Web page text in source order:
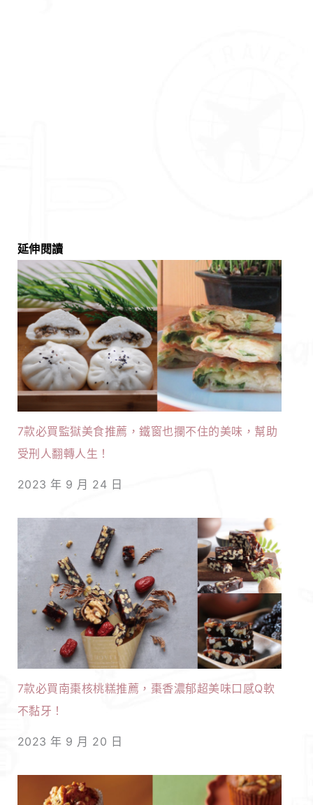
延伸閱讀
7款必買監獄美食推薦，鐵窗也攔不住的美味，幫助
受刑人翻轉人生！
2023 年 9 月 24 日
7款必買南棗核桃糕推薦，棗香濃郁超美味口感Q軟
不黏牙！
2023 年 9 月 20 日